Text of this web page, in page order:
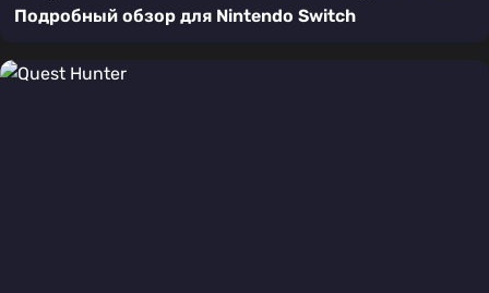
Подробный обзор для Nintendo Switch